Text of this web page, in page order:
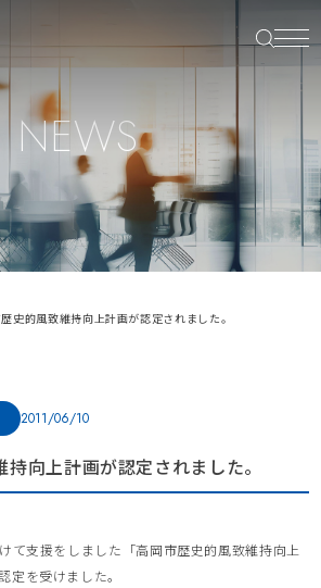
NEWS
史的風致維持向上計画が認定されました。
2011/06/10
向上計画が認定されました。
て支援をしました「高岡市歴史的風致維持向上
定を受けました。